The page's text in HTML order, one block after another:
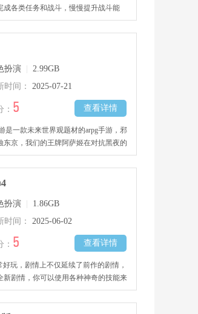
成各类任务和战斗，慢慢提升战斗能
。这款游戏下载安装后，有20多个精心
要化身愤怒武士，一边收集星星增强自
中会遇到源源不断的敌人，还有满是
。
扮演
2.99GB
时间：
2025-07-21
查看详情
： 5
是一款未来世界观题材的arpg手游，邪
东京，我们的王牌阿萨姬在对抗黑夜的
了拯救姐姐而杀入敌营！
扮演
1.86GB
时间：
2025-06-02
查看详情
： 5
玩，剧情上不仅延续了前作的剧情，
新剧情，你可以使用各种神奇的技能来
的游戏模式可以游玩，快来下载试试